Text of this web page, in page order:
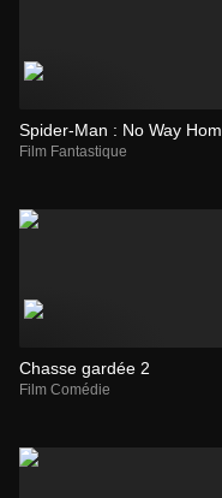
Spider-Man : No Way
Film Fantastique
Chasse gardée 2
Film Comédie